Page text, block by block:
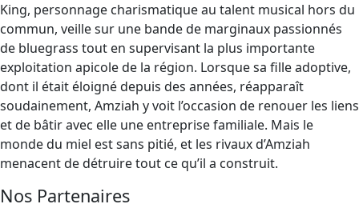
King, personnage charismatique au talent musical hors du
commun, veille sur une bande de marginaux passionnés
de bluegrass tout en supervisant la plus importante
exploitation apicole de la région. Lorsque sa fille adoptive,
dont il était éloigné depuis des années, réapparaît
soudainement, Amziah y voit l’occasion de renouer les liens
et de bâtir avec elle une entreprise familiale. Mais le
monde du miel est sans pitié, et les rivaux d’Amziah
menacent de détruire tout ce qu’il a construit.
Nos Partenaires